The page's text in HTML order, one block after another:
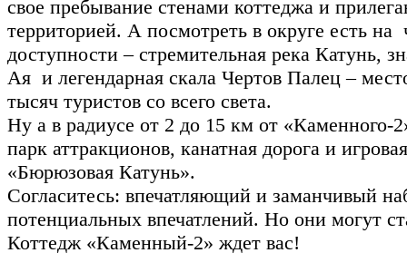
свое пребывание стенами коттеджа и
территорией. А посмотреть в округе есть
доступности – стремительная река Катунь,
Ая и легендарная скала Чертов Палец –
тысяч туристов со всего света.
Ну а в радиусе от 2 до 15 км от «Каменного-
парк аттракционов, канатная дорога и
«Бюрюзовая Катунь».
Согласитесь: впечатляющий и заманчивый
потенциальных впечатлений. Но они могут
Коттедж «Каменный-2» ждет вас!